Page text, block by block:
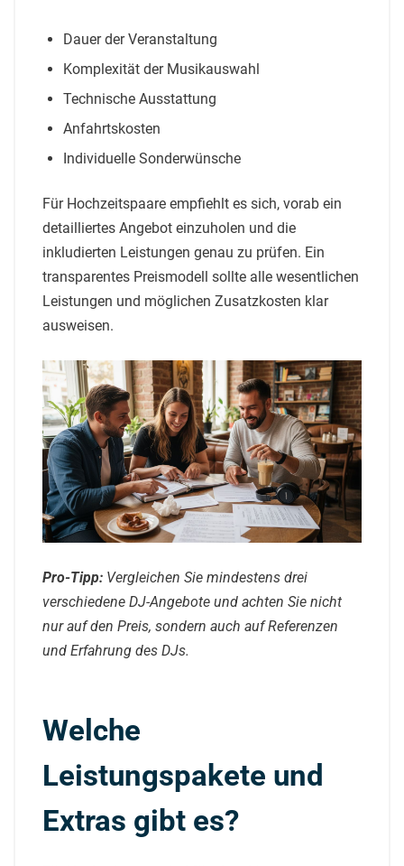
Dauer der Veranstaltung
Komplexität der Musikauswahl
Technische Ausstattung
Anfahrtskosten
Individuelle Sonderwünsche
Für Hochzeitspaare empfiehlt es sich, vorab ein
detailliertes Angebot einzuholen und die
inkludierten Leistungen genau zu prüfen. Ein
transparentes Preismodell sollte alle wesentlichen
Leistungen und möglichen Zusatzkosten klar
ausweisen.
Pro-Tipp: Vergleichen Sie mindestens drei
verschiedene DJ-Angebote und achten Sie nicht
nur auf den Preis, sondern auch auf Referenzen
und Erfahrung des DJs.
Welche
Leistungspakete und
Extras gibt es?